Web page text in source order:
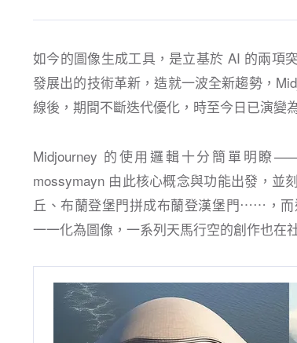
如今的圖像生成工具，是立基於 AI 的兩
發展出的技術革新，造就一波全新趨勢，
線後，期間不斷迭代優化，時至今日已演變
Midjourney 的使用邏輯十分簡單明瞭
mossymayn 由此核心概念與功能出發，並
丘、布蘭登堡門拼成布蘭登漢堡門⋯⋯，
一一化為圖像，一系列天馬行空的創作也在